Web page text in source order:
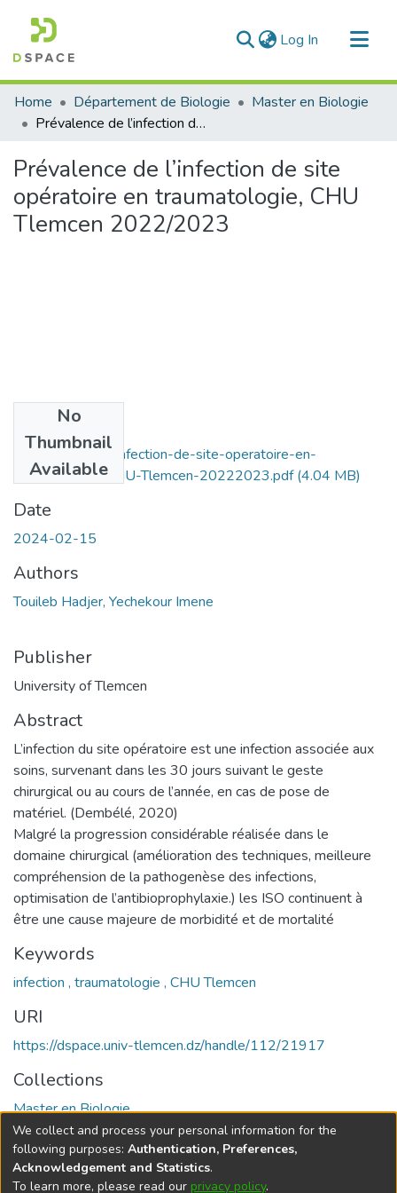
Log In (current)
Communities & Collections
All of DSpace
Home Département de Biologie
Master en Biologie
Prévalence de l’infection de site opératoire en traumatologie, CHU Tlemcen 2022/2023
Prévalence de l’infection de site
opératoire en traumatologie, CHU
Tlemcen 2022/2023
No
Thumbnail
Available
Prevalence-de-l’infection-de-site-operatoire-en-
traumatologie-CHU-Tlemcen-20222023.pdf(4.04 MB)
Date
2024-02-15
Authors
Touileb Hadjer, Yechekour Imene
Publisher
University of Tlemcen
Abstract
L’infection du site opératoire est une infection associée aux
soins, survenant dans les 30 jours suivant le geste
chirurgical ou au cours de l’année, en cas de pose de
matériel. (Dembélé, 2020)
Malgré la progression considérable réalisée dans le
domaine chirurgical (amélioration des techniques, meilleure
compréhension de la pathogenèse des infections,
optimisation de l’antibioprophylaxie.) les ISO continuent à
être une cause majeure de morbidité et de mortalité
Keywords
infection , traumatologie , CHU Tlemcen
URI
https://dspace.univ-tlemcen.dz/handle/112/21917
Collections
Master en Biologie
Full item page
We collect and process your personal information for the
following purposes: Authentication, Preferences,
Acknowledgement and Statistics.
To learn more, please read our privacy policy.